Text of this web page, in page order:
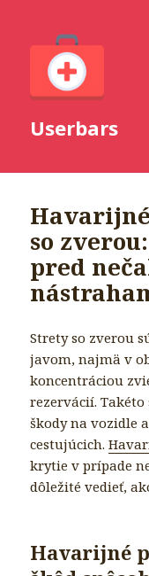
Userbars
so
pred
Strety so zverou
javom, najmä v
koncentráciou
rezervácií.
škody na vozidle
cestujúcich.
krytie v prípade
dôležité vedieť,
Havarijné